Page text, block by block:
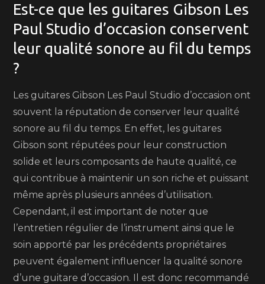
Est-ce que les guitares Gibson Les
Paul Studio d’occasion conservent
leur qualité sonore au fil du temps
?
Les guitares Gibson Les Paul Studio d’occasion ont
souvent la réputation de conserver leur qualité
sonore au fil du temps. En effet, les guitares
Gibson sont réputées pour leur construction
solide et leurs composants de haute qualité, ce
qui contribue à maintenir un son riche et puissant
même après plusieurs années d’utilisation.
Cependant, il est important de noter que
l’entretien régulier de l’instrument ainsi que le
soin apporté par les précédents propriétaires
peuvent également influencer la qualité sonore
d’une guitare d’occasion. Il est donc recommandé